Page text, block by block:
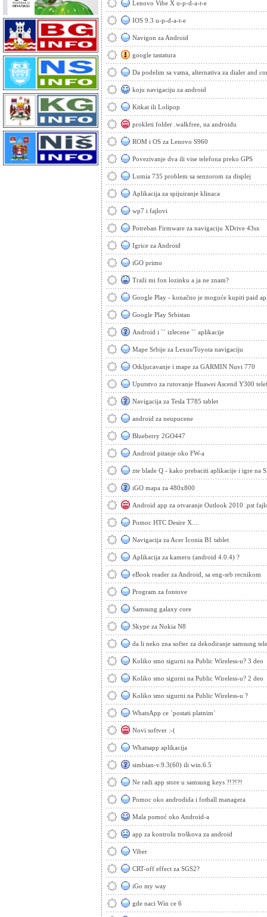
Lenovo Vibe X u-p-d-a-t-e
IOS 9.3 u-p-d-a-t-e
Navigon za Android
google tastatura
Da podelim sa vama, alternativa za dialer and
koju navigaciju za android
Kitkat ili Lolipop
prokleti folder .walkfree, na androidu
ROM i OS za Lenovo S960
Povezivanje dva ili vise telefona preko GPS
Lumia 735 problem sa senzorom za displej
Aplikacija za spijuiranje klinaca
wp7 i fajlovi
Potreban Firmware za navigaciju XDrive 43sx
Igrice za Android
iGO primo
Traži mi fon lozinku a ja ne znam?
Google Play - konačno je moguće kupiti paid
Google Play Srbistan
Android i `` izlecene `` aplikacije
Mape Srbije za Lexus/Toyota navigaciju
Otkljucavanje i mape za GARMIN Nuvi 770
Uputstvo za rutovanje Huawei Ascend Y300
Navigacija za Tesla T785 tablet
android za neupucene
Blueberry 2GO447
Android pitanje oko FW-a
zte blade Q - kako prebaciti aplikacije i igre na
iGO mapa za 480x800
Android app za otvaranje Outlook 2010 .pst
Pomoc HTC Desire X....
Navigacija za Acer Iconia B1 tablet
Aplikacija za kameru (android 4.0.4) ?
eBook reader za Android, sa eng-srb recnikom
Program za fontove
Samsung galaxy core
Skype za Nokia N8
da li neko zna softer za dekodiranje samsung
Koliko smo sigurni na Public Wireless-u? 3 deo
Koliko smo sigurni na Public Wireless-u? 2 deo
Koliko smo sigurni na Public Wireless-u ?
WhatsApp ce `postati platnim`
Novi softver :-(
Whatsapp aplikacija
simbian-v.9.3(60) ili win.6.5
Ne radi app store u samsung keys ?!?!?!
Pomoc oko androdida i fotball managera
Mala pomoć oko Android-a
app za kontrolu troškova za android
Viber
CRT-off effect za SGS2?
iGo my way
gde naci Win ce 6